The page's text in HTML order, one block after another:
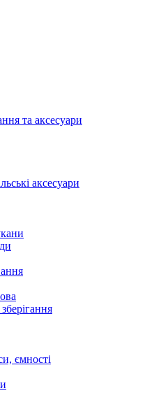
та аксесуари
аксесуари
ємності